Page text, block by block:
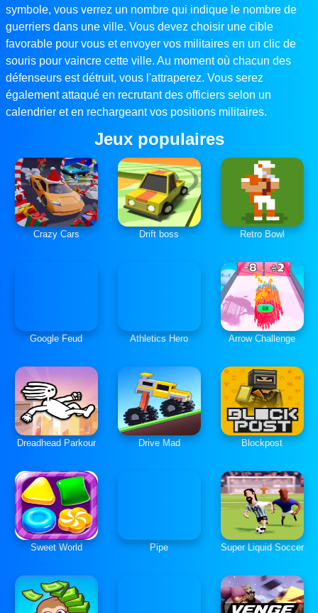
symbole, vous verrez un nombre qui indique le nombre de
guerriers dans une ville. Vous devez choisir une cible
favorable pour vous et envoyer vos militaires en un clic de
souris pour vaincre cette ville. Au moment où chacun des
défenseurs est détruit, vous l'attraperez. Vous serez
également attaqué en recrutant des officiers selon un
calendrier et en rechargeant vos positions militaires.
Jeux populaires
Crazy Cars Drift boss Retro Bowl
Google Feud Athletics Hero Arrow Challenge
Dreadhead Parkour Drive Mad Blockpost
Sweet World Pipe Super Liquid Soccer